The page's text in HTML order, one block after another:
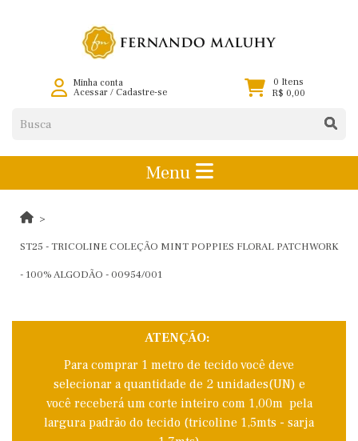
Minha conta
Acessar/ Cadastre-se
0 Itens
R$ 0,00
Menu
ST25 - TRICOLINE COLEÇÃO MINT POPPIES FLORAL PATCHWORK
- 100% ALGODÃO - 00954/001
ATENÇÃO:
Para comprar 1 metro de tecido você deve
selecionar a quantidade de 2 unidades(UN) e
você receberá um corte inteiro com 1,00m pela
largura padrão do tecido (tricoline 1,5mts - sarja